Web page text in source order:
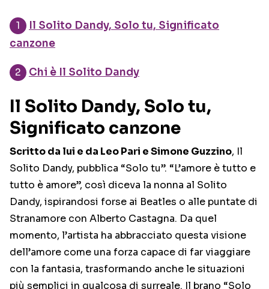
Il Solito Dandy, Solo tu, Significato
canzone
Chi è Il Solito Dandy
Il Solito Dandy, Solo tu,
Significato canzone
Scritto da lui e da Leo Pari e Simone Guzzino, Il
Solito Dandy, pubblica “Solo tu”. “L’amore è tutto e
tutto è amore”, così diceva la nonna al Solito
Dandy, ispirandosi forse ai Beatles o alle puntate di
Stranamore con Alberto Castagna. Da quel
momento, l’artista ha abbracciato questa visione
dell’amore come una forza capace di far viaggiare
con la fantasia, trasformando anche le situazioni
più semplici in qualcosa di surreale. Il brano “Solo